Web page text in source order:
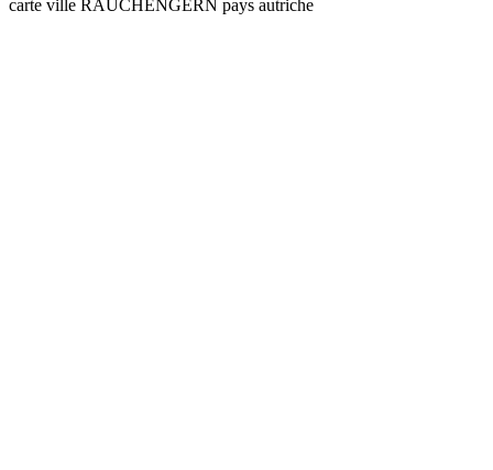
carte ville RAUCHENGERN pays autriche